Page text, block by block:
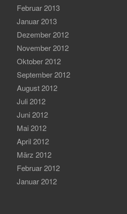
Februar 2013
Januar 2013
Dezember 2012
November 2012
Oktober 2012
September 2012
August 2012
Juli 2012
Juni 2012
Mai 2012
April 2012
März 2012
Februar 2012
Januar 2012